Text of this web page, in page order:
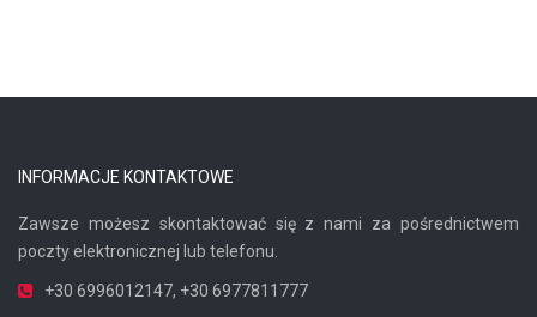
INFORMACJE KONTAKTOWE
Zawsze możesz skontaktować się z nami za pośrednictwem
poczty elektronicznej lub telefonu.
+30 6996012147, +30 6977811777